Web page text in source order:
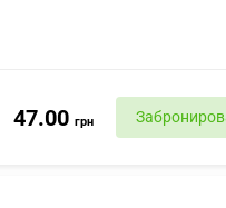
47.00 грн